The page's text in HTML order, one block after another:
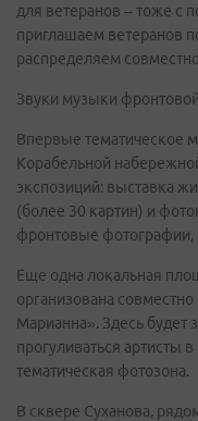
для ветеранов – тоже с
приглашаем ветеранов
распределяем
Звуки музыки фронтовой
Впервые тематическое
Корабельной
экспозиций: выставка
(более 30 картин) и
фронтовые фотографии,
Еще одна локальная
организована
Марианна». Здесь будет
прогуливаться артисты
тематическая фотозона.
В сквере Суханова,